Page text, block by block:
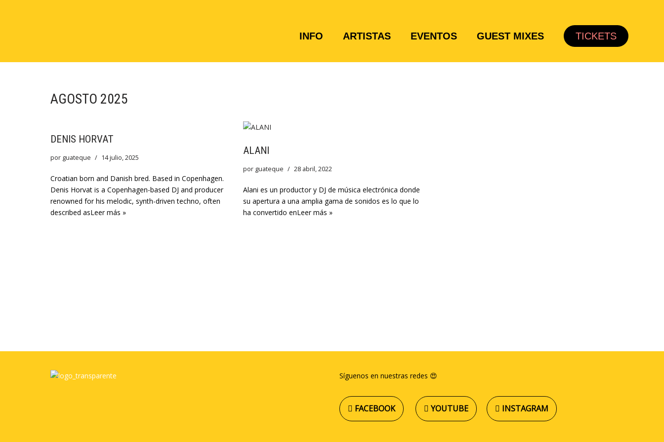
INFO ARTISTAS EVENTOS GUEST MIXES TICKETS
AGOSTO 2025
DENIS HORVAT
por guateque 14 julio, 2025
Croatian born and Danish bred. Based in Copenhagen.
Denis Horvat is a Copenhagen-based DJ and producer
renowned for his melodic, synth-driven techno, often
described asLeer más »
ALANI
por guateque 28 abril, 2022
Alani es un productor y DJ de música electrónica donde
su apertura a una amplia gama de sonidos es lo que lo
ha convertido enLeer más »
Síguenos en nuestras redes 😍
FACEBOOK YOUTUBE INSTAGRAM